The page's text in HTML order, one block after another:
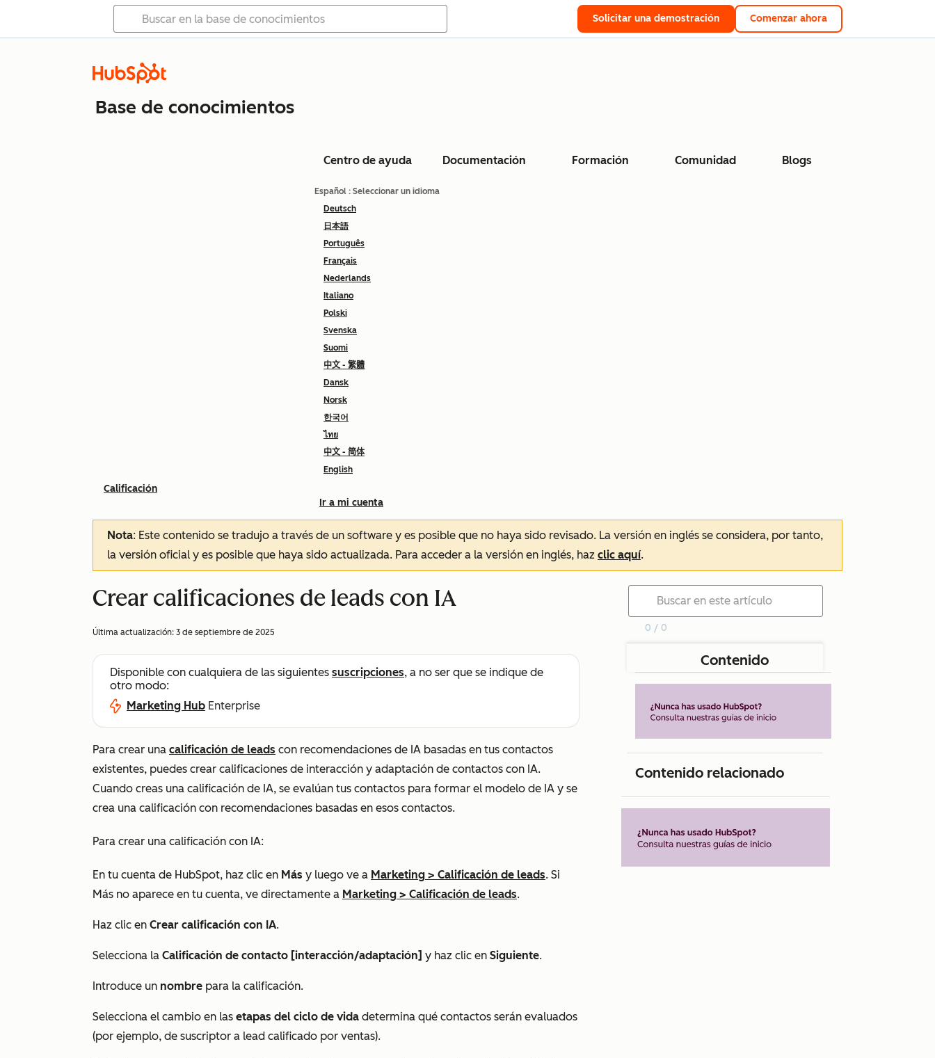
Solicitar una demostración Comenzar ahora
Base de conocimientos
Centro de ayuda Documentación Formación Comunidad Blogs
Español : Seleccionar un idioma
Deutsch
日本語
Português
Français
Nederlands
Italiano
Polski
Svenska
Suomi
中文 - 繁體
Dansk
Norsk
한국어
ไทย
中文 - 简体
English
Ir a mi cuenta
Calificación
Nota: Este contenido se tradujo a través de un software y es posible que no haya sido revisado. La versión en inglés se considera, por tanto,
la versión oficial y es posible que haya sido actualizada. Para acceder a la versión en inglés, haz clic aquí.
Crear calificaciones de leads con IA
Última actualización: 3 de septiembre de 2025
Disponible con cualquiera de las siguientes suscripciones, a no ser que se indique de
otro modo:
Marketing Hub Enterprise
Para crear una calificación de leads con recomendaciones de IA basadas en tus contactos
existentes, puedes crear calificaciones de interacción y adaptación de contactos con IA.
Cuando creas una calificación de IA, se evalúan tus contactos para formar el modelo de IA y se
crea una calificación con recomendaciones basadas en esos contactos.
Para crear una calificación con IA:
En tu cuenta de HubSpot, haz clic en Más y luego ve a Marketing > Calificación de leads. Si
Más no aparece en tu cuenta, ve directamente a Marketing > Calificación de leads.
Haz clic en Crear calificación con IA.
Selecciona la Calificación de contacto [interacción/adaptación] y haz clic en Siguiente.
Introduce un nombre para la calificación.
Selecciona el cambio en las etapas del ciclo de vida determina qué contactos serán evaluados
(por ejemplo, de suscriptor a lead calificado por ventas).
0 / 0
Contenido
Contenido relacionado